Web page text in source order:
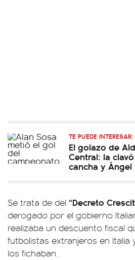
TE PUEDE INTERESAR:
El golazo de
Central: la
cancha y
Se trata de del “Decreto
derogado por el gobierno
realizaba un descuento fiscal
futbolistas extranjeros en Italia
los fichaban.